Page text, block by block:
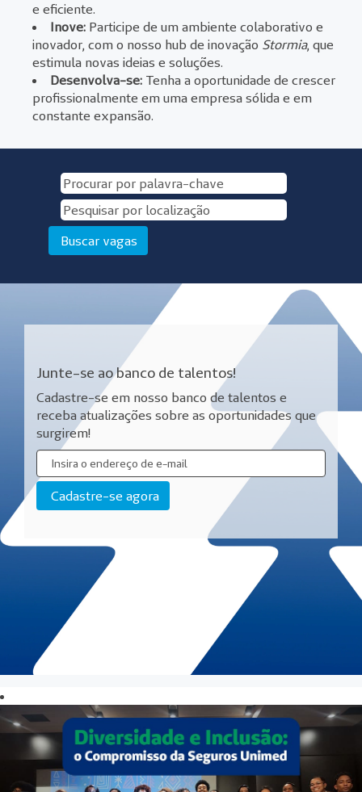
e eficiente.
Inove: Participe de um ambiente colaborativo e
inovador, com o nosso hub de inovação Stormia, que
estimula novas ideias e soluções.
Desenvolva-se: Tenha a oportunidade de crescer
profissionalmente em uma empresa sólida e em
constante expansão.
Junte-se ao banco de talentos!
Cadastre-se em nosso banco de talentos e
receba atualizações sobre as oportunidades que
surgirem!